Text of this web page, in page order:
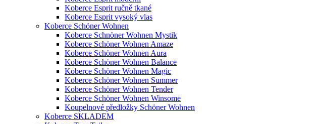
Koberce Esprit ručně tkané
Koberce Esprit vysoký vlas
Koberce Schöner Wohnen
Koberce Schnöner Wohnen Mystik
Koberce Schöner Wohnen Amaze
Koberce Schöner Wohnen Aura
Koberce Schöner Wohnen Balance
Koberce Schöner Wohnen Magic
Koberce Schöner Wohnen Summer
Koberce Schöner Wohnen Tender
Koberce Schöner Wohnen Winsome
Koupelnové předložky Schöner Wohnen
Koberce SKLADEM